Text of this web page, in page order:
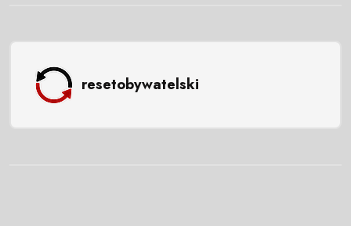
resetobywatelski